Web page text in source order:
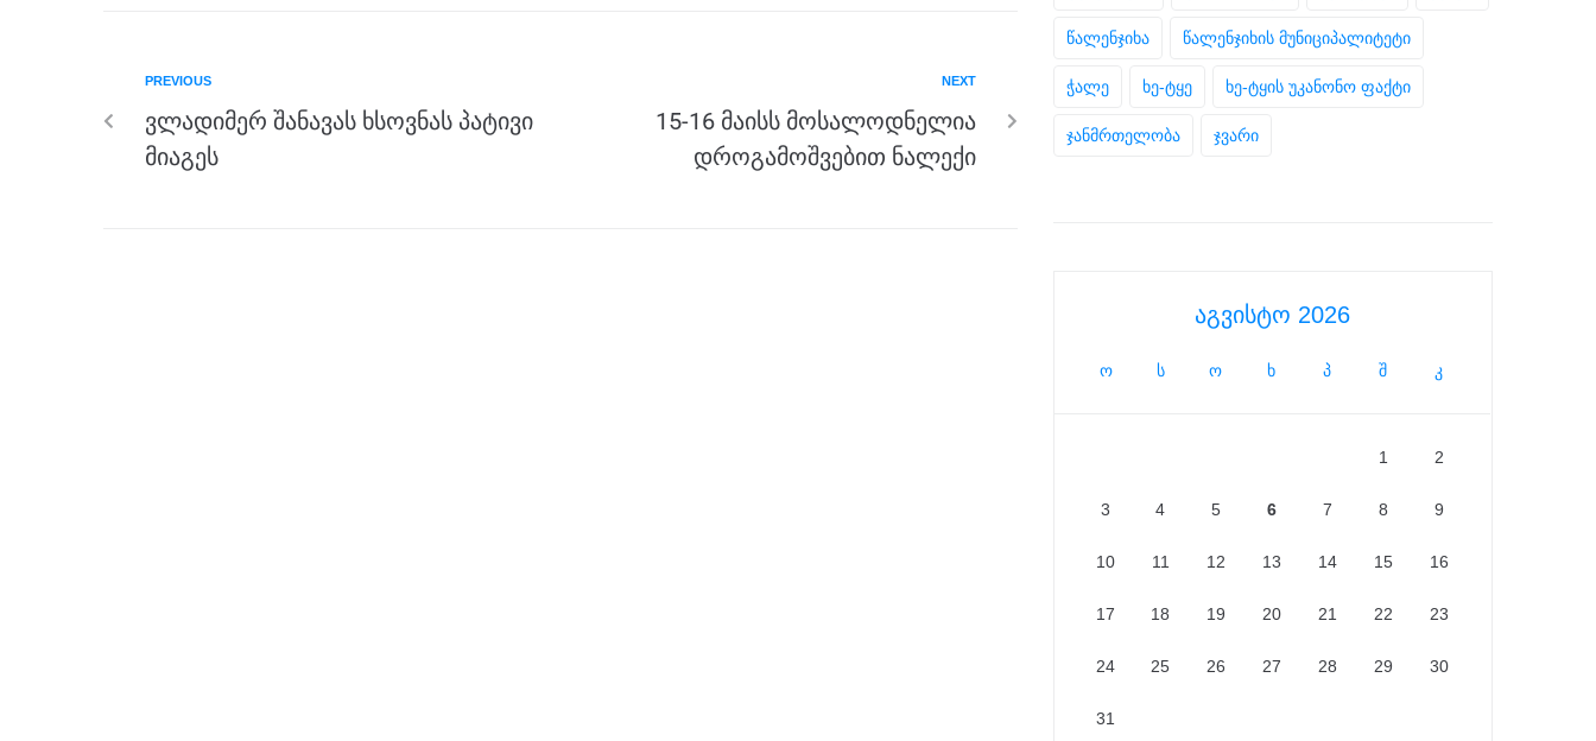
b
o
k
g
er
m
p
p
PREVIOUS
ვლადიმერ შანავას ხსოვნას პატივი
მიაგეს
NEXT
15-16 მაისს მოსალოდნელია
დროგამოშვებით ნალექი
წალენჯიხა წალენჯიხის მუნიციპალიტეტი
ჭალე ხე-ტყე ხე-ტყის უკანონო ფაქტი
ჯანმრთელობა ჯვარი
აგვისტო 2026
ო ს ო ხ პ შ კ
1 2
3 4 5 6 7 8 9
10 11 12 13 14 15 16
17 18 19 20 21 22 23
24 25 26 27 28 29 30
31